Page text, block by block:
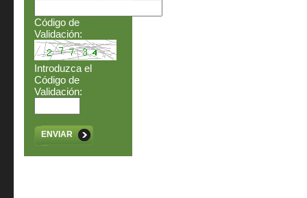
Código de
Validación:
Introduzca el
Código de
Validación:
ENVIAR